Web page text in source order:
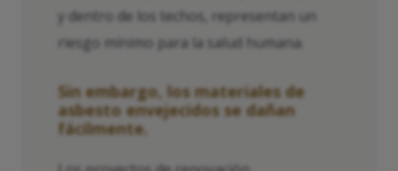
y dentro de los techos, representan un
riesgo mínimo para la salud humana.
Sin embargo, los materiales de
asbesto envejecidos se dañan
fácilmente.